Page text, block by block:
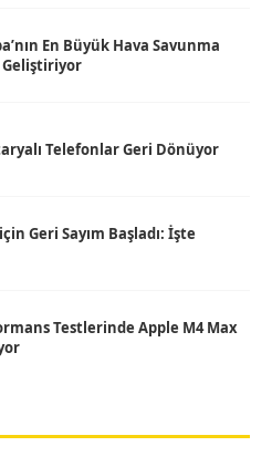
En Büyük Hava Savunma
Geliştiriyor
Telefonlar Geri Dönüyor
Geri Sayım Başladı: İşte
Testlerinde Apple M4 Max